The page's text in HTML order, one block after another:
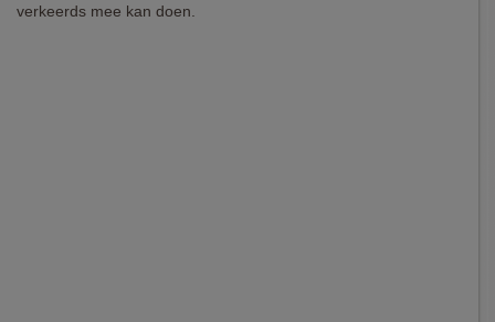
verkeerds mee kan doen.